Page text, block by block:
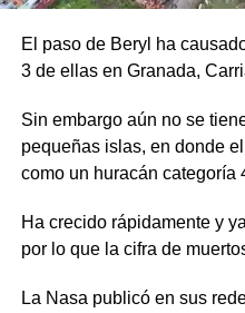
El paso de Beryl ha
3 de ellas en Granada,
Sin embargo aún no se
pequeñas islas, en donde
como un huracán categoría
Ha crecido rápidamente y
por lo que la cifra de
La Nasa publicó en sus